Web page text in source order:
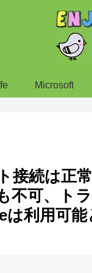
Microsoft
接続は正
不可、ト
利用可